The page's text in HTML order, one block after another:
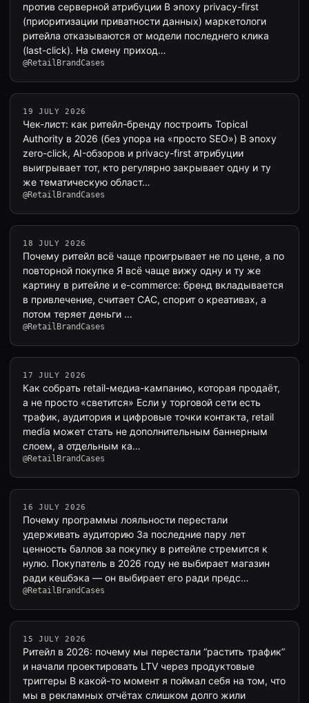
против серверной атрибуции В эпоху privacy-first
(приоритизации приватности данных) маркетологи
ритейла отказываются от модели последнего клика
(last-click). На смену приход…
@RetailBrandCases
19 JULY 2026
Чек-лист: как ритейл-бренду построить Topical
Authority в 2026 (без упора на «просто SEO») В эпоху
zero-click, AI-обзоров и privacy-first атрибуции
выигрывает тот, кто регулярно закрывает одну и ту
же тематическую област…
@RetailBrandCases
18 JULY 2026
Почему ритейл всё чаще проигрывает не по цене, а по
повторной покупке Я всё чаще вижу одну и ту же
картину в ритейле и e-commerce: бренд вкладывается
в привлечение, считает CAC, спорит о креативах, а
потом теряет деньги …
@RetailBrandCases
17 JULY 2026
Как собрать retail-медиа-кампанию, которая продаёт,
а не просто «светится» Если у торговой сети есть
трафик, аудитория и цифровые точки контакта, retail
media может стать не дополнительным баннерным
слоем, а отдельным ка…
@RetailBrandCases
16 JULY 2026
Почему программы лояльности перестали
удерживать аудиторию За последние пару лет
ценность баллов за покупку в ритейле стремится к
нулю. Покупатель в 2026 году не выбирает магазин
ради кешбэка — он выбирает его ради предс…
@RetailBrandCases
15 JULY 2026
Ритейл в 2026: почему мы перестали “растить трафик”
и начали проектировать LTV через продуктовые
триггеры В какой-то момент я поймал себя на том, что
мы в рекламных отчётах слишком долго жили